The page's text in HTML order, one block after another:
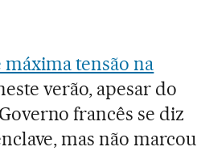
tensão na
verão, apesar do
francês se diz
mas não marcou